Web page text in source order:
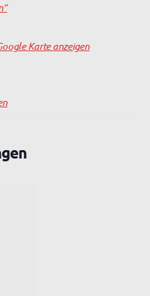
Karte anzeigen